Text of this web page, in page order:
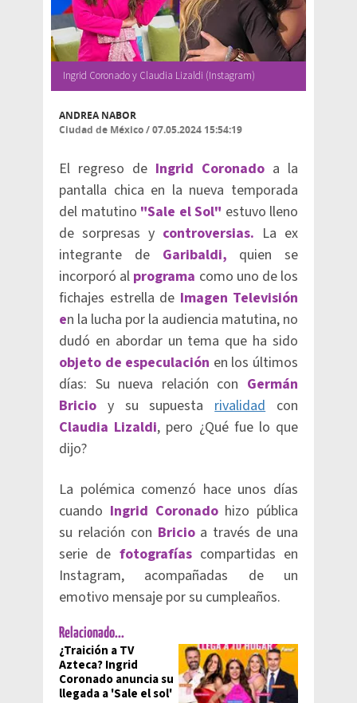
Ingrid Coronado y Claudia Lizaldi (Instagram)
ANDREA NABOR
Ciudad de México/07.05.2024 15:54:19
El regreso de Ingrid Coronado a la
pantalla chica en la nueva temporada
del matutino "Sale el Sol" estuvo lleno
de sorpresas y controversias. La ex
integrante de Garibaldi, quien se
incorporó al programa como uno de los
fichajes estrella de Imagen Televisión
en la lucha por la audiencia matutina, no
dudó en abordar un tema que ha sido
objeto de especulación en los últimos
días: Su nueva relación con Germán
Bricio y su supuestarivalidadcon
Claudia Lizaldi, pero ¿Qué fue lo que
dijo?
La polémica comenzó hace unos días
cuando Ingrid Coronadohizo pública
su relación con Bricioa través de una
serie de fotografíascompartidas en
Instagram, acompañadas de un
emotivo mensaje por su cumpleaños.
Relacionado...
¿Traición a TV
Azteca? Ingrid
Coronado anuncia su
llegada a 'Sale el sol'